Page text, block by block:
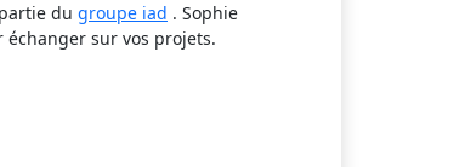
du groupe iad . Sophie
échanger sur vos projets.